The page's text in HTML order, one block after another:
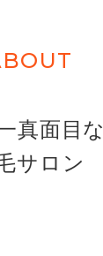
真⾯⽬な
サロン